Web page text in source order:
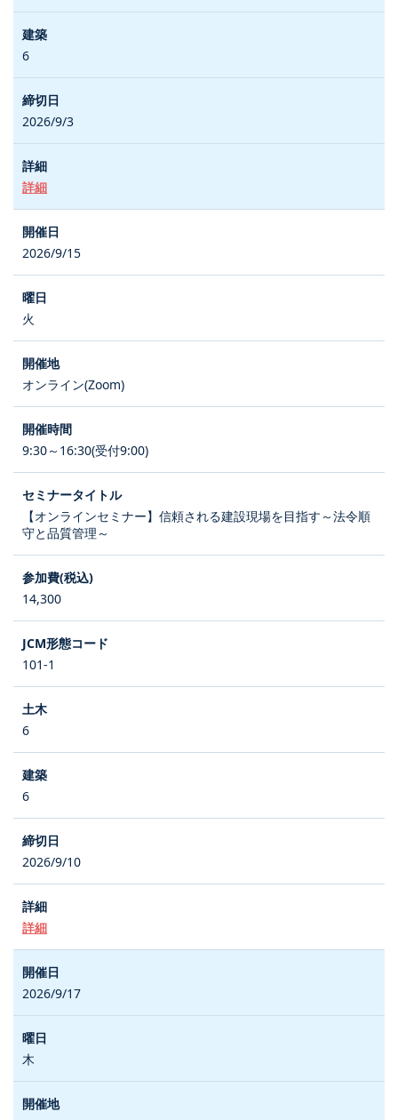
6
2026/9/3
詳細
2026/9/15
火
オンライン(Zoom)
9:30～16:30(受付9:00)
【オンラインセミナー】信頼される建設現場を目指す～法令順
守と品質管理～
14,300
101-1
6
6
2026/9/10
詳細
2026/9/17
木